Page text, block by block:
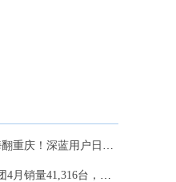
蓝用户日如何“玩”转千万流量？
41,316台，同比增长18.7%